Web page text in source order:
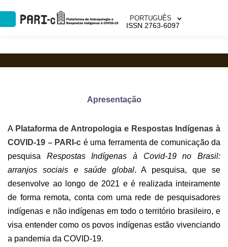
PORTUGUÊS
ISSN 2763-6097
Apresentação
A Plataforma de Antropologia e Respostas Indígenas à
COVID-19 – PARI-c é uma ferramenta de comunicação da
pesquisa Respostas Indígenas à Covid-19 no Brasil:
arranjos sociais e saúde global. A pesquisa, que se
desenvolve ao longo de 2021 e é realizada inteiramente
de forma remota, conta com uma rede de pesquisadores
indígenas e não indígenas em todo o território brasileiro, e
visa entender como os povos indígenas estão vivenciando
a pandemia da COVID-19.